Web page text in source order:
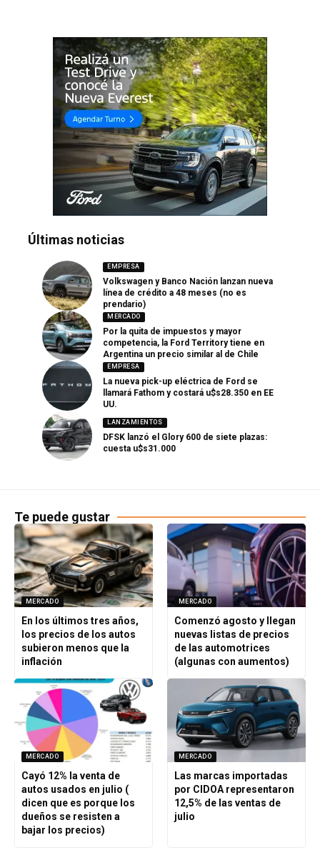
Últimas noticias
EMPRESA
Volkswagen y Banco Nación lanzan nueva
línea de crédito a 48 meses (no es
prendario)
MERCADO
Por la quita de impuestos y mayor
competencia, la Ford Territory tiene en
Argentina un precio similar al de Chile
EMPRESA
La nueva pick-up eléctrica de Ford se
llamará Fathom y costará u$s28.350 en EE
UU.
LANZAMIENTOS
DFSK lanzó el Glory 600 de siete plazas:
cuesta u$s31.000
Te puede gustar
MERCADO
En los últimos tres años,
los precios de los autos
subieron menos que la
inflación
MERCADO
Comenzó agosto y llegan
nuevas listas de precios
de las automotrices
(algunas con aumentos)
MERCADO
Cayó 12% la venta de
autos usados en julio (
dicen que es porque los
dueños se resisten a
bajar los precios)
MERCADO
Las marcas importadas
por CIDOA representaron
12,5% de las ventas de
julio